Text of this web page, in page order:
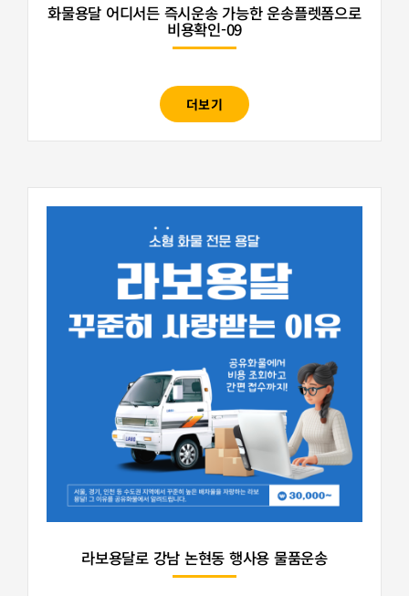
화물용달 어디서든 즉시운송 가능한 운송플렛폼으로
비용확인-09
더보기
라보용달로 강남 논현동 행사용 물품운송